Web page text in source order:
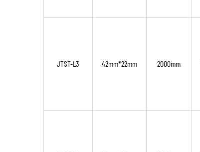
JTST-L3 42mm*22mm 2000mm